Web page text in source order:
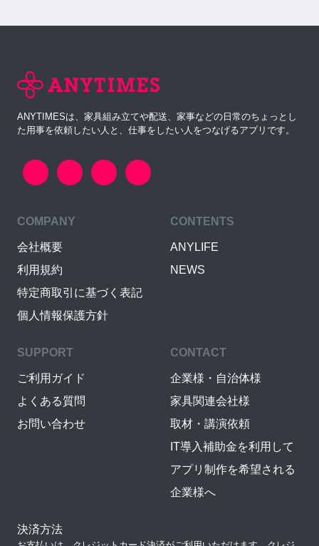
ANYTIMESは、家具組み立てや配送、家事などの日常のちょっとし
た用事を依頼したい人と、仕事をしたい人をつなげるアプリです。
COMPANY
会社概要
利用規約
特定商取引に基づく表記
個人情報保護方針
CONTENTS
ANYLIFE
NEWS
SUPPORT
ご利用ガイド
よくある質問
お問い合わせ
CONTACT
企業様・自治体様
家具関連会社様
取材・講演依頼
IT導入補助金を利用して
アプリ制作を希望される
企業様へ
決済方法